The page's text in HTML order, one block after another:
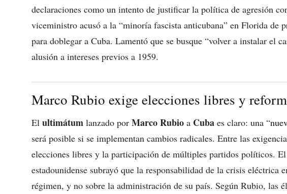
declaraciones como un intento de justificar la política de agresión
viceministro acusó a la “minoría fascista anticubana” en Florida de
para doblegar a Cuba. Lamentó que se busque “volver a instalar el
alusión a intereses previos a 1959.
Marco Rubio exige elecciones libres y
El ultimátum lanzado por Marco Rubio a Cuba es claro: una “
será posible si se implementan cambios radicales. Entre las
elecciones libres y la participación de múltiples partidos políticos.
estadounidense subrayó que la responsabilidad de la crisis eléctrica
régimen, y no sobre la administración de su país. Según Rubio, las